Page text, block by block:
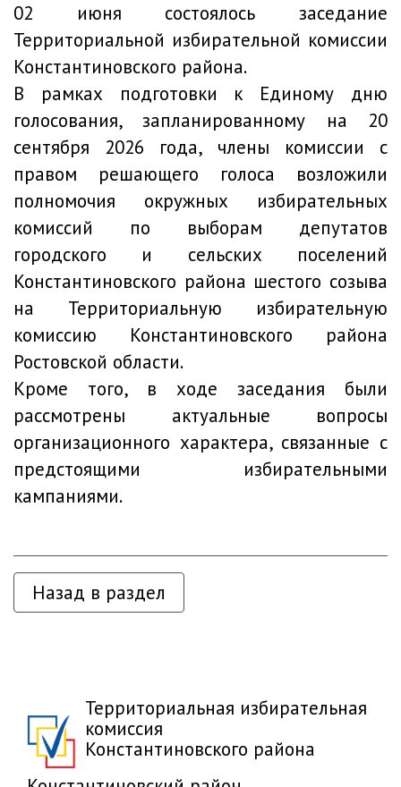
02 июня состоялось заседание
Территориальной избирательной комиссии
Константиновского района.
В рамках подготовки к Единому дню
голосования, запланированному на 20
сентября 2026 года, члены комиссии с
правом решающего голоса возложили
полномочия окружных избирательных
комиссий по выборам депутатов
городского и сельских поселений
Константиновского района шестого созыва
на Территориальную избирательную
комиссию Константиновского района
Ростовской области.
Кроме того, в ходе заседания были
рассмотрены актуальные вопросы
организационного характера, связанные с
предстоящими избирательными
кампаниями.
Назад в раздел
Территориальная избирательная
комиссия
Константиновского района